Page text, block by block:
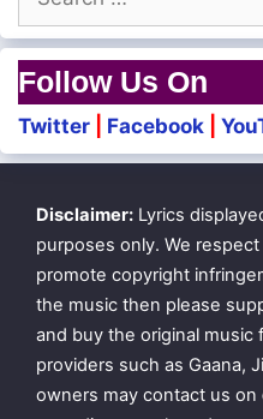
for:
Follow Us On
Twitter Facebook
Disclaimer: Lyrics
purposes only. We
promote copyright
the music then please
and buy the original music
providers such as Gaana,
owners may contact us on